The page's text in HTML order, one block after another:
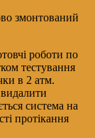
змонтований
роботи по
тестування
в 2 атм.
система на
протікання